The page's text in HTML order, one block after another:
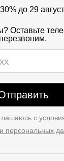
до 29
Оставьте
перезвоним.
с
персональных